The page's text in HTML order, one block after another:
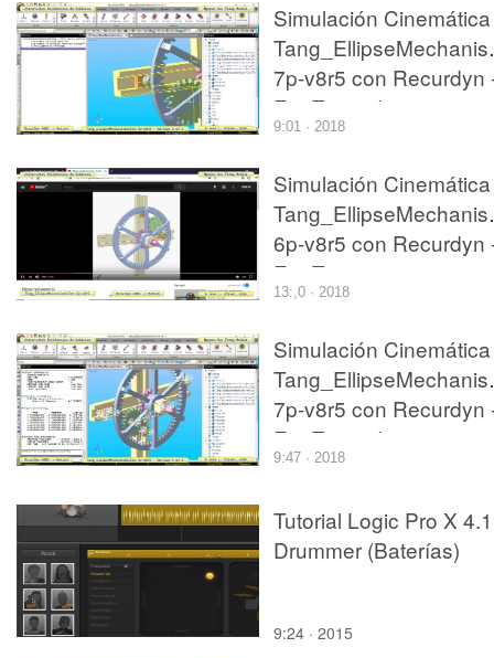
Simulación Cinemática
7p-v8r5 con Recurdyn
EngTa - 2 de 3
9:01 · 2018
Simulación Cinemática
6p-v8r5 con Recurdyn
EngTa
13:,0 · 2018
Simulación Cinemática
7p-v8r5 con Recurdyn
EngTa - 3 de 3
9:47 · 2018
Tutorial Logic Pro X 4.1
Drummer (Baterías)
9:24 · 2015